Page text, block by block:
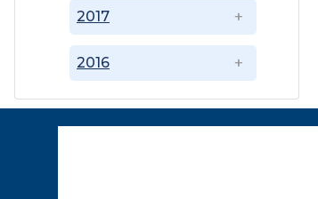
2016
2017